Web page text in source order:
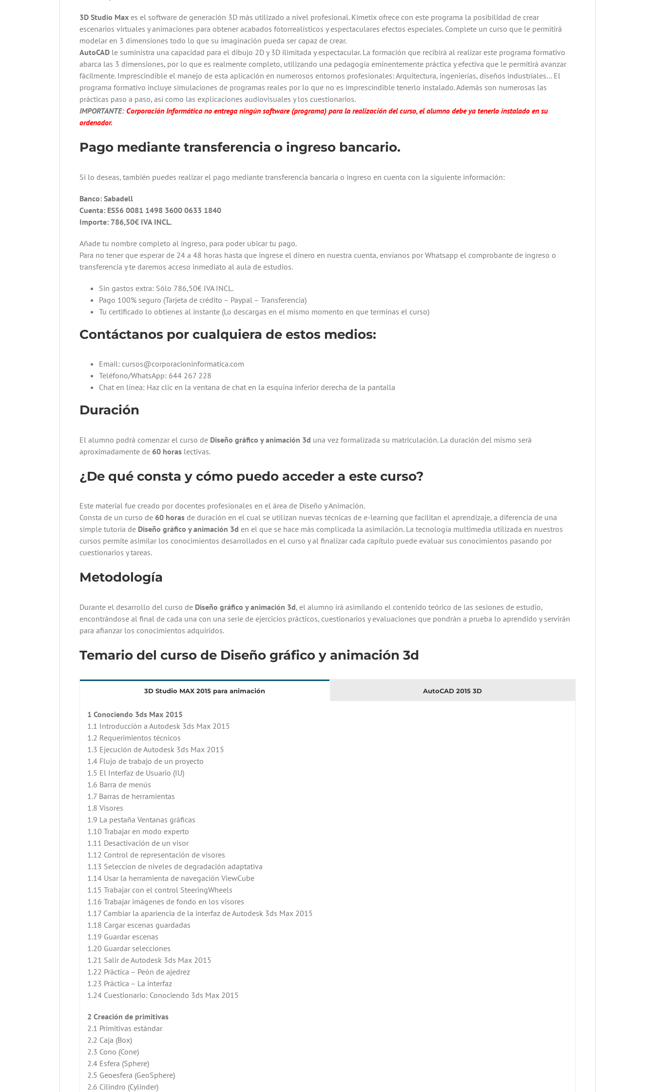
3D Studio Max es el software de generación 3D más utilizado a nivel profesional. Kimetix ofrece con este programa la posibilidad de crear
escenarios virtuales y animaciones para obtener acabados fotorrealísticos y espectaculares efectos especiales. Complete un curso que le permitirá
modelar en 3 dimensiones todo lo que su imaginación pueda ser capaz de crear.
AutoCAD le suministra una capacidad para el dibujo 2D y 3D ilimitada y espectacular. La formación que recibirá al realizar este programa formativo
abarca las 3 dimensiones, por lo que es realmente completo, utilizando una pedagogía eminentemente práctica y efectiva que le permitirá avanzar
fácilmente. Imprescindible el manejo de esta aplicación en numerosos entornos profesionales: Arquitectura, ingenierías, diseños industriales… El
programa formativo incluye simulaciones de programas reales por lo que no es imprescindible tenerlo instalado. Además son numerosas las
prácticas paso a paso, así como las explicaciones audiovisuales y los cuestionarios.
IMPORTANTE: Corporación Informática no entrega ningún software (programa) para la realización del curso, el alumno debe ya tenerlo instalado en su
ordenador.
Pago mediante transferencia o ingreso bancario.
Si lo deseas, también puedes realizar el pago mediante transferencia bancaria o ingreso en cuenta con la siguiente información:
Banco: Sabadell
Cuenta: ES56 0081 1498 3600 0633 1840
Importe: 786,50€ IVA INCL.
Añade tu nombre completo al ingreso, para poder ubicar tu pago.
Para no tener que esperar de 24 a 48 horas hasta que ingrese el dinero en nuestra cuenta, envíanos por Whatsapp el comprobante de ingreso o
transferencia y te daremos acceso inmediato al aula de estudios.
Sin gastos extra: Sólo 786,50€ IVA INCL.
Pago 100% seguro (Tarjeta de crédito – Paypal – Transferencia)
Tu certificado lo obtienes al instante (Lo descargas en el mismo momento en que terminas el curso)
Contáctanos por cualquiera de estos medios:
Email: cursos@corporacioninformatica.com
Teléfono/WhatsApp: 644 267 228
Chat en línea: Haz clic en la ventana de chat en la esquina inferior derecha de la pantalla
Duración
El alumno podrá comenzar el curso de Diseño gráfico y animación 3d una vez formalizada su matriculación. La duración del mismo será
aproximadamente de 60 horas lectivas.
¿De qué consta y cómo puedo acceder a este curso?
Este material fue creado por docentes profesionales en el área de Diseño y Animación.
Consta de un curso de 60 horas de duración en el cual se utilizan nuevas técnicas de e-learning que facilitan el aprendizaje, a diferencia de una
simple tutoría de Diseño gráfico y animación 3d en el que se hace más complicada la asimilación. La tecnología multimedia utilizada en nuestros
cursos permite asimilar los conocimientos desarrollados en el curso y al finalizar cada capítulo puede evaluar sus conocimientos pasando por
cuestionarios y tareas.
Metodología
Durante el desarrollo del curso de Diseño gráfico y animación 3d, el alumno irá asimilando el contenido teórico de las sesiones de estudio,
encontrándose al final de cada una con una serie de ejercicios prácticos, cuestionarios y evaluaciones que pondrán a prueba lo aprendido y servirán
para afianzar los conocimientos adquiridos.
Temario del curso de Diseño gráfico y animación 3d
3D Studio MAX 2015 para animación AutoCAD 2015 3D
1 Conociendo 3ds Max 2015
1.1 Introducción a Autodesk 3ds Max 2015
1.2 Requerimientos técnicos
1.3 Ejecución de Autodesk 3ds Max 2015
1.4 Flujo de trabajo de un proyecto
1.5 El Interfaz de Usuario (IU)
1.6 Barra de menús
1.7 Barras de herramientas
1.8 Visores
1.9 La pestaña Ventanas gráficas
1.10 Trabajar en modo experto
1.11 Desactivación de un visor
1.12 Control de representación de visores
1.13 Seleccion de niveles de degradación adaptativa
1.14 Usar la herramienta de navegación ViewCube
1.15 Trabajar con el control SteeringWheels
1.16 Trabajar imágenes de fondo en los visores
1.17 Cambiar la apariencia de la interfaz de Autodesk 3ds Max 2015
1.18 Cargar escenas guardadas
1.19 Guardar escenas
1.20 Guardar selecciones
1.21 Salir de Autodesk 3ds Max 2015
1.22 Práctica – Peón de ajedrez
1.23 Práctica – La interfaz
1.24 Cuestionario: Conociendo 3ds Max 2015
2 Creación de primitivas
2.1 Primitivas estándar
2.2 Caja (Box)
2.3 Cono (Cone)
2.4 Esfera (Sphere)
2.5 Geoesfera (GeoSphere)
2.6 Cilindro (Cylinder)